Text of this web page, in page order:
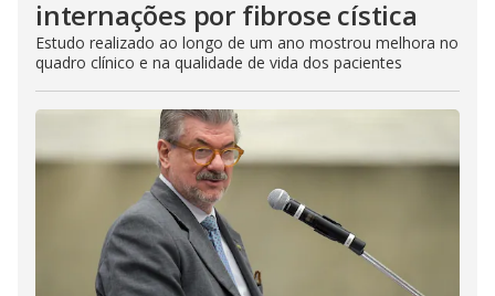
internações por fibrose cística
Estudo realizado ao longo de um ano mostrou melhora no
quadro clínico e na qualidade de vida dos pacientes